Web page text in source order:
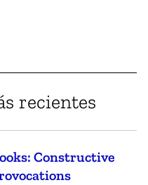
recientes
Constructive